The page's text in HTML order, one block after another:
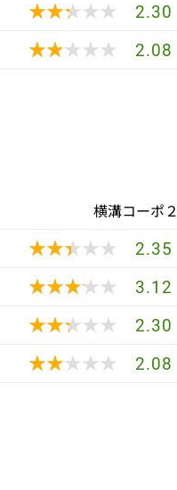
★★★★★
★★★★★ 2.30
★★★★★
★★★★★ 2.08
横溝コーポ２
★★★★★
★★★★★ 2.35
★★★★★
★★★★★ 3.12
★★★★★
★★★★★ 2.30
★★★★★
★★★★★ 2.08